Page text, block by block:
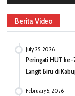
Berita Video
July 25, 2026
Peringati HUT
Langit Biru di
February 5, 2026